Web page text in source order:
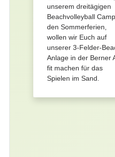
unserem dreitägigen
Beachvolleyball
den Sommerferien,
wollen wir Euch auf
unserer 3-Felder-
Anlage in der Berner
fit machen für das
Spielen im Sand.